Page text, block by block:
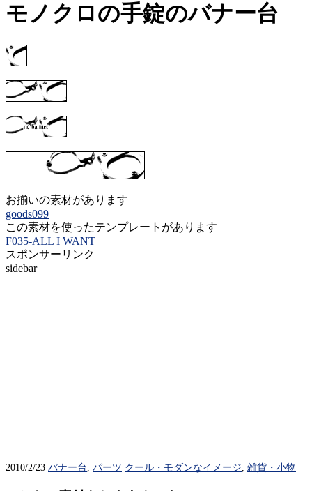
モノクロの手錠のバナー台
お揃いの素材があります
goods099
この素材を使ったテンプレートがあります
F035-ALL I WANT
スポンサーリンク
sidebar
2010/2/23 バナー台 パーツ クール・モダンなイメージ 雑貨・小物